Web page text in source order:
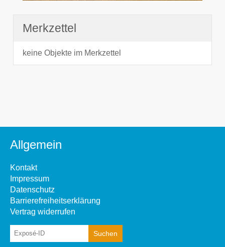
Merkzettel
keine Objekte im Merkzettel
Allgemein
Kontakt
Impressum
Datenschutz
Barrierefreiheitserklärung
Vertrag widerrufen